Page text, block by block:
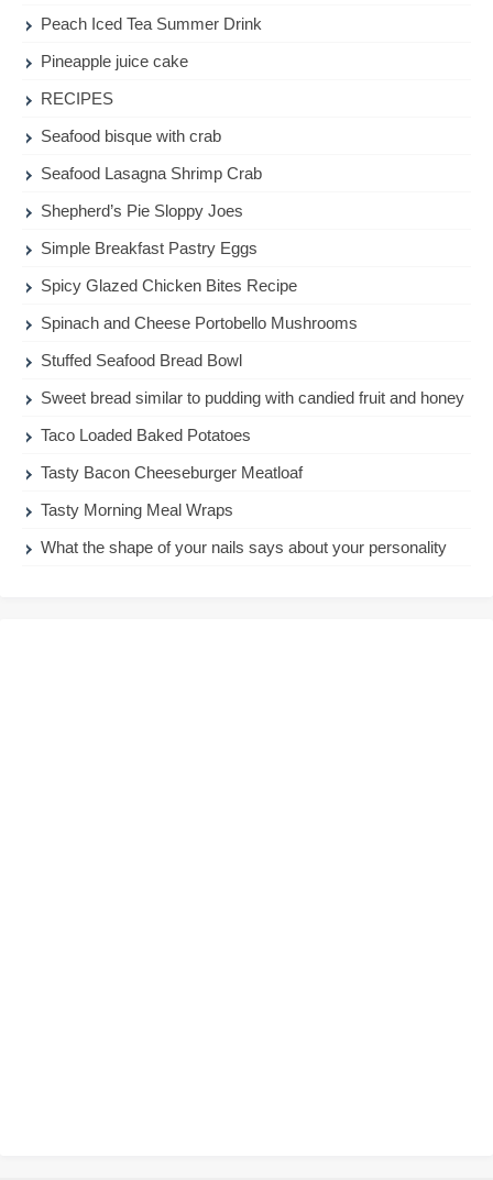
Peach Iced Tea Summer Drink
Pineapple juice cake
RECIPES
Seafood bisque with crab
Seafood Lasagna Shrimp Crab
Shepherd’s Pie Sloppy Joes
Simple Breakfast Pastry Eggs
Spicy Glazed Chicken Bites Recipe
Spinach and Cheese Portobello Mushrooms
Stuffed Seafood Bread Bowl
Sweet bread similar to pudding with candied fruit and honey
Taco Loaded Baked Potatoes
Tasty Bacon Cheeseburger Meatloaf
Tasty Morning Meal Wraps
What the shape of your nails says about your personality